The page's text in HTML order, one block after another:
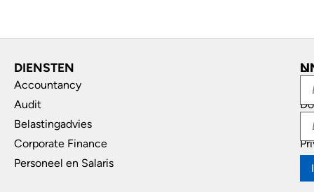
DIENSTEN
Accountancy
Audit
Belastingadvies
Corporate Finance
Personeel en Salaris